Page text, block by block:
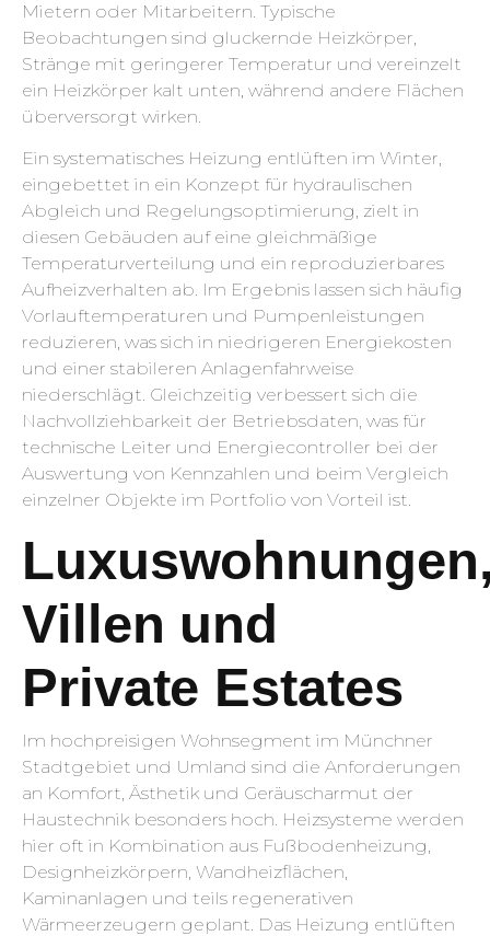
Mietern oder Mitarbeitern. Typische
Beobachtungen sind gluckernde Heizkörper,
Stränge mit geringerer Temperatur und vereinzelt
ein Heizkörper kalt unten, während andere Flächen
überversorgt wirken.
Ein systematisches Heizung entlüften im Winter,
eingebettet in ein Konzept für hydraulischen
Abgleich und Regelungsoptimierung, zielt in
diesen Gebäuden auf eine gleichmäßige
Temperaturverteilung und ein reproduzierbares
Aufheizverhalten ab. Im Ergebnis lassen sich häufig
Vorlauftemperaturen und Pumpenleistungen
reduzieren, was sich in niedrigeren Energiekosten
und einer stabileren Anlagenfahrweise
niederschlägt. Gleichzeitig verbessert sich die
Nachvollziehbarkeit der Betriebsdaten, was für
technische Leiter und Energiecontroller bei der
Auswertung von Kennzahlen und beim Vergleich
einzelner Objekte im Portfolio von Vorteil ist.
Villen und
Private Estates
Im hochpreisigen Wohnsegment im Münchner
Stadtgebiet und Umland sind die Anforderungen
an Komfort, Ästhetik und Geräuscharmut der
Haustechnik besonders hoch. Heizsysteme werden
hier oft in Kombination aus Fußbodenheizung,
Designheizkörpern, Wandheizflächen,
Kaminanlagen und teils regenerativen
Wärmeerzeugern geplant. Das Heizung entlüften